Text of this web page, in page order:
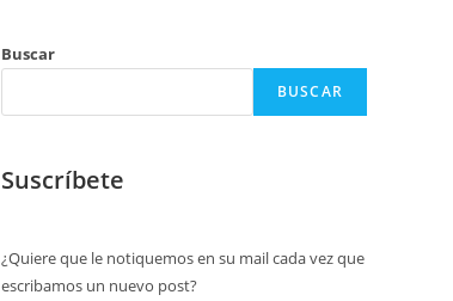
Buscar
BUSCAR
Suscríbete
¿Quiere que le notiquemos en su mail cada vez que
escribamos un nuevo post?